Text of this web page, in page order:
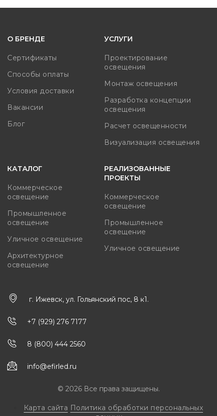
О БРЕНДЕ
Сертификаты
Способы оплаты
Условия доставки
Вакансии
Блог
УСЛУГИ
Проектирование
освещения
Монтаж освещения
Разработка концепции
освещения
Расчет освещенности
Визуализация освещения
КАТАЛОГ
Коммерческое
освещение
Промышленное
освещение
Уличное освещение
Архитектурное
освещение
РЕАЛИЗОВАННЫЕ
ПРОЕКТЫ
Коммерческое
освещение
Промышленное
освещение
Уличное освещение
г. Ижевск, ул. Гольянский пос, 8 к1.
+7 (929) 276 7177
8 (800) 444 2560
info@efirled.ru
© 2026 Все права защищены.
Карта сайта Политика обработки персональных